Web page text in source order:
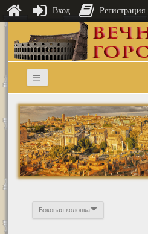
Боковая колонка
Вход Регистрация